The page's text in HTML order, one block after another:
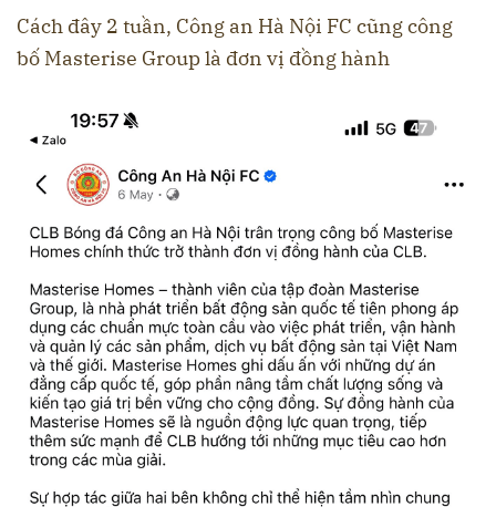
Cách đây 2 tuần, Công an Hà Nội FC cũng công
bố Masterise Group là đơn vị đồng hành